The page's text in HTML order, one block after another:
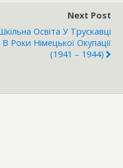
Next Post
Освіта У Трускавці
В Роки Німецької Окупації
(1941 – 1944)